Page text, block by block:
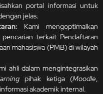
portal informasi untuk
jelas.
Kami mengoptimalkan
terkait Pendaftaran
mahasiswa (PMB) di wilayah
ahli dalam mengintegrasikan
pihak ketiga (Moodle,
akademik internal.